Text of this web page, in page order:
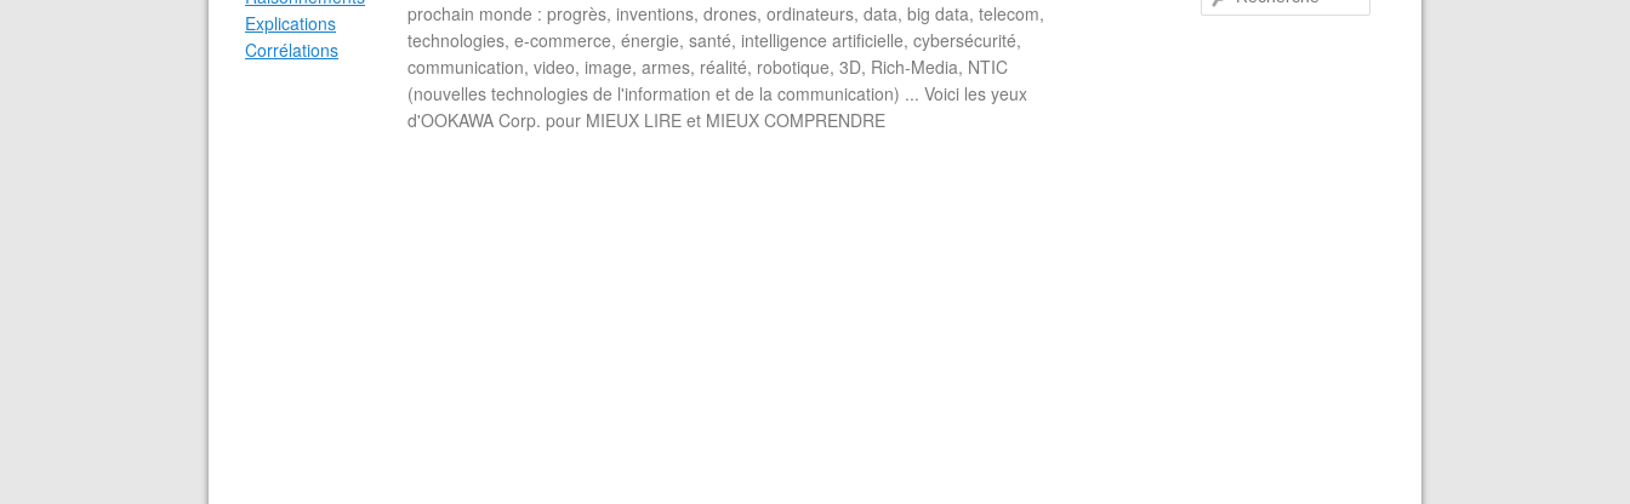
prochain monde : progrès, inventions, drones, ordinateurs, data, big data, telecom,
technologies, e-commerce, énergie, santé, intelligence artificielle, cybersécurité,
communication, video, image, armes, réalité, robotique, 3D, Rich-Media, NTIC
(nouvelles technologies de l'information et de la communication) ... Voici les yeux
d'OOKAWA Corp. pour MIEUX LIRE et MIEUX COMPRENDRE